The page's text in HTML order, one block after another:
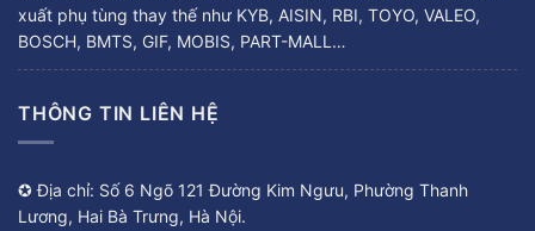
xuất phụ tùng thay thế như KYB, AISIN, RBI, TOYO, VALEO,
BOSCH, BMTS, GIF, MOBIS, PART-MALL…
THÔNG TIN LIÊN HỆ
✪ Địa chỉ: Số 6 Ngõ 121 Đường Kim Ngưu, Phường Thanh
Lương, Hai Bà Trưng, Hà Nội.